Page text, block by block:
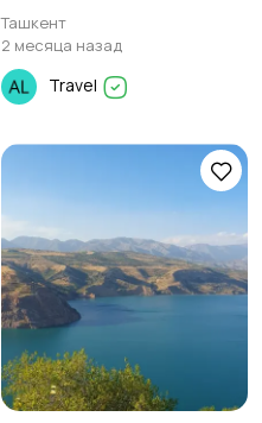
Ташкент
2 месяца назад
Travel